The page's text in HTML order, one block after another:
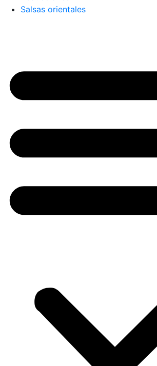
Salsas orientales